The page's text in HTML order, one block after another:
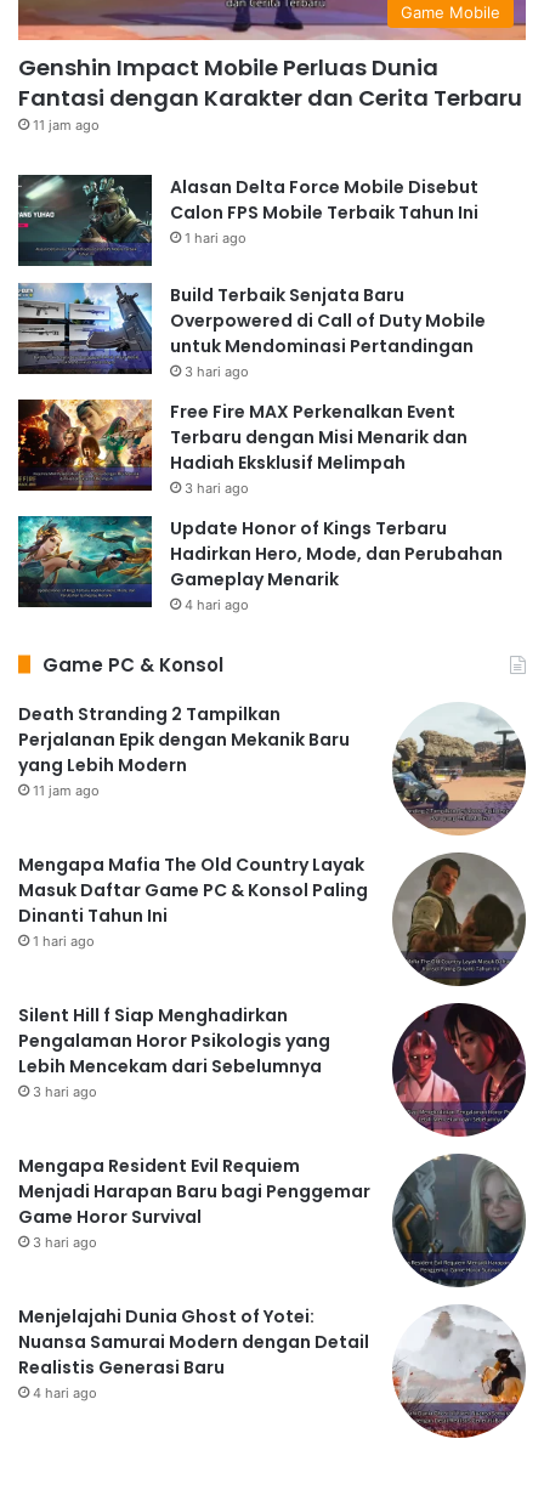
Game Mobile
Genshin Impact Mobile Perluas Dunia
Fantasi dengan Karakter dan Cerita Terbaru
11 jam ago
Alasan Delta Force Mobile Disebut
Calon FPS Mobile Terbaik Tahun Ini
1 hari ago
Build Terbaik Senjata Baru
Overpowered di Call of Duty Mobile
untuk Mendominasi Pertandingan
3 hari ago
Free Fire MAX Perkenalkan Event
Terbaru dengan Misi Menarik dan
Hadiah Eksklusif Melimpah
3 hari ago
Update Honor of Kings Terbaru
Hadirkan Hero, Mode, dan Perubahan
Gameplay Menarik
4 hari ago
Game PC & Konsol
Death Stranding 2 Tampilkan
Perjalanan Epik dengan Mekanik Baru
yang Lebih Modern
11 jam ago
Mengapa Mafia The Old Country Layak
Masuk Daftar Game PC & Konsol Paling
Dinanti Tahun Ini
1 hari ago
Silent Hill f Siap Menghadirkan
Pengalaman Horor Psikologis yang
Lebih Mencekam dari Sebelumnya
3 hari ago
Mengapa Resident Evil Requiem
Menjadi Harapan Baru bagi Penggemar
Game Horor Survival
3 hari ago
Menjelajahi Dunia Ghost of Yotei:
Nuansa Samurai Modern dengan Detail
Realistis Generasi Baru
4 hari ago